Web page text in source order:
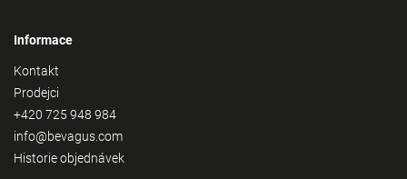
Informace
Kontakt
Prodejci
+420 725 948 984
info@bevagus.com
Historie objednávek